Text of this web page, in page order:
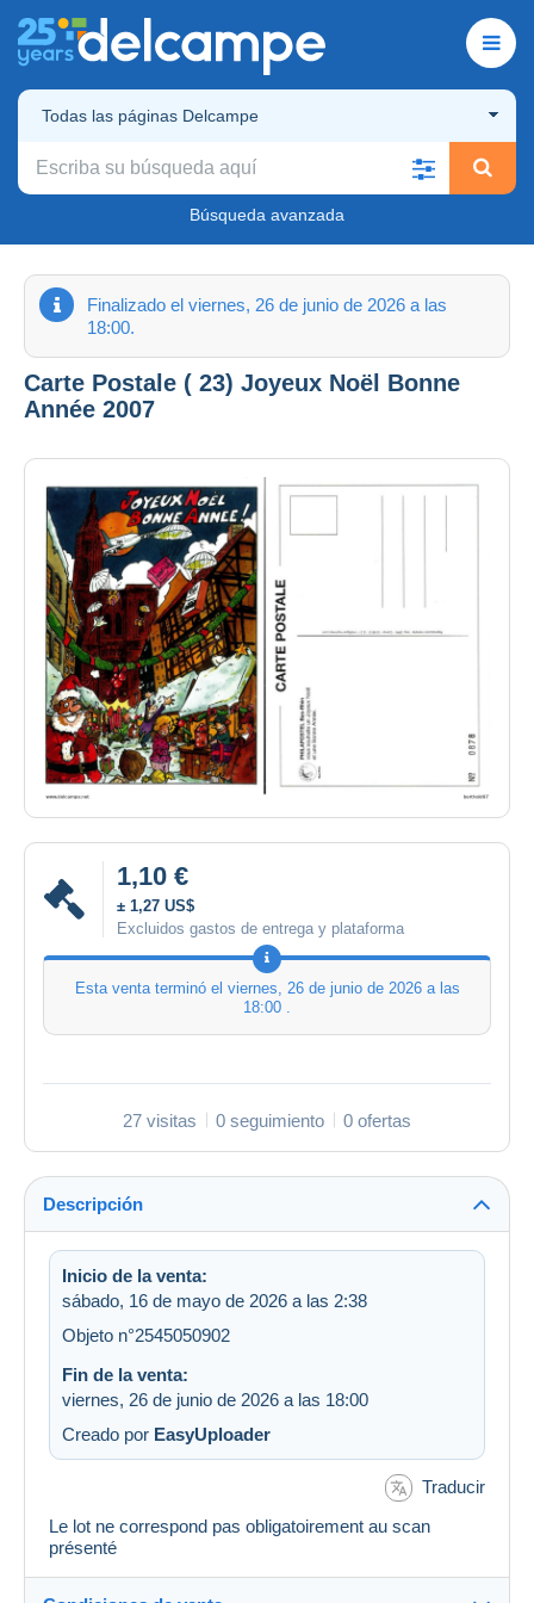
Todas las páginas Delcampe
Búsqueda avanzada
Finalizado el viernes, 26 de junio de 2026 a las
18:00.
Carte Postale ( 23) Joyeux Noël Bonne
Année 2007
1,10 €
± 1,27 US$
Excluidos gastos de entrega y plataforma
Esta venta terminó el viernes, 26 de junio de 2026 a las
18:00
27 visitas 0 seguimiento 0 ofertas
Descripción
Inicio de la venta:
sábado, 16 de mayo de 2026 a las 2:38
Objeto n°2545050902
Fin de la venta:
viernes, 26 de junio de 2026 a las 18:00
Creado por EasyUploader
Traducir
Le lot ne correspond pas obligatoirement au scan
présenté